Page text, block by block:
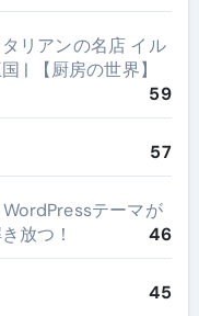
リアンの名店 イル
| 【厨房の世界】
59
57
テーマが
き放つ！
46
45